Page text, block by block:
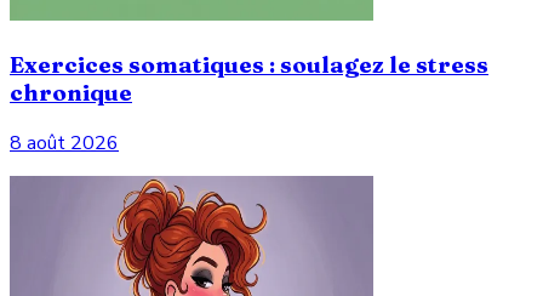
Exercices somatiques : soulagez le stress
chronique
8 août 2026